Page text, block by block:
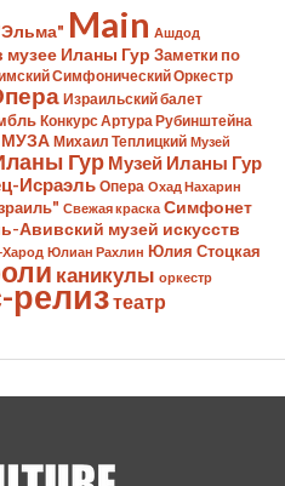
Main Ашдод
музее Иланы Гур Заметки по
Симфонический Оркестр
Израильский балет
Конкурс Артура Рубинштейна
МУЗА Михаил Теплицкий Музей
Гур Музей Иланы Гур
Исраэль Опера Охад Нахарин
Свежая краска Симфонет
Авивский музей искусств
Юлиан Рахлин Юлия Стоцкая
каникулы оркестр
релизтеатр